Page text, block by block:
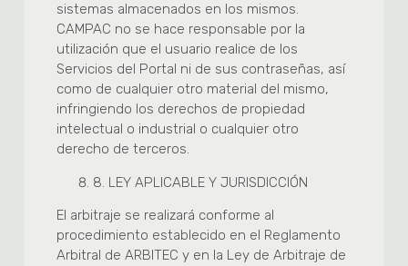
sistemas almacenados en los mismos.
CAMPAC no se hace responsable por la
utilización que el usuario realice de los
Servicios del Portal ni de sus contraseñas, así
como de cualquier otro material del mismo,
infringiendo los derechos de propiedad
intelectual o industrial o cualquier otro
derecho de terceros.
8. LEY APLICABLE Y JURISDICCIÓN
El arbitraje se realizará conforme al
procedimiento establecido en el Reglamento
Arbitral de ARBITEC y en la Ley de Arbitraje de